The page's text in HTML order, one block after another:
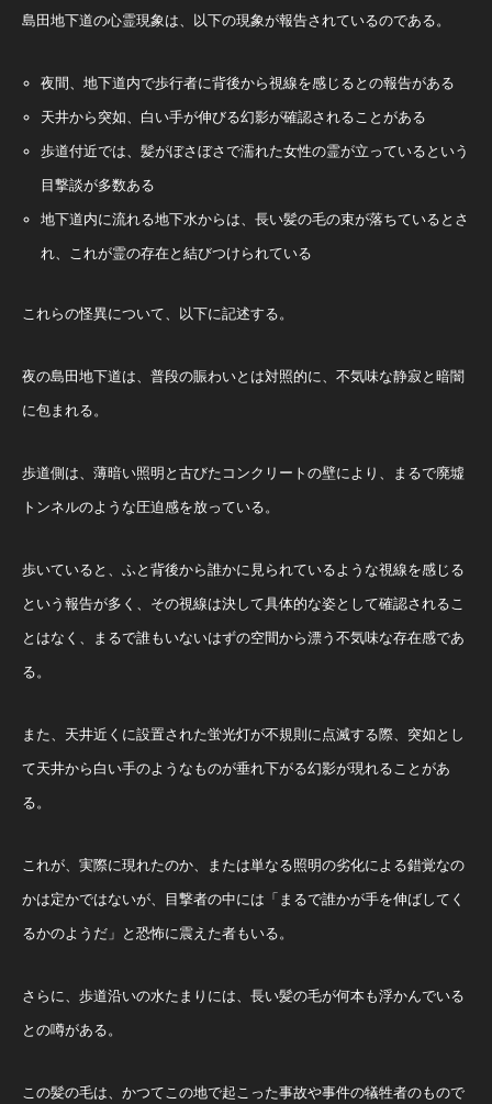
島田地下道の心霊現象は、以下の現象が報告されているのである。
夜間、地下道内で歩行者に背後から視線を感じるとの報告がある
天井から突如、白い手が伸びる幻影が確認されることがある
歩道付近では、髪がぼさぼさで濡れた女性の霊が立っているという
目撃談が多数ある
地下道内に流れる地下水からは、長い髪の毛の束が落ちているとさ
れ、これが霊の存在と結びつけられている
これらの怪異について、以下に記述する。
夜の島田地下道は、普段の賑わいとは対照的に、不気味な静寂と暗闇
に包まれる。
歩道側は、薄暗い照明と古びたコンクリートの壁により、まるで廃墟
トンネルのような圧迫感を放っている。
歩いていると、ふと背後から誰かに見られているような視線を感じる
という報告が多く、その視線は決して具体的な姿として確認されるこ
とはなく、まるで誰もいないはずの空間から漂う不気味な存在感であ
る。
また、天井近くに設置された蛍光灯が不規則に点滅する際、突如とし
て天井から白い手のようなものが垂れ下がる幻影が現れることがあ
る。
これが、実際に現れたのか、または単なる照明の劣化による錯覚なの
かは定かではないが、目撃者の中には「まるで誰かが手を伸ばしてく
るかのようだ」と恐怖に震えた者もいる。
さらに、歩道沿いの水たまりには、長い髪の毛が何本も浮かんでいる
との噂がある。
この髪の毛は、かつてこの地で起こった事故や事件の犠牲者のもので